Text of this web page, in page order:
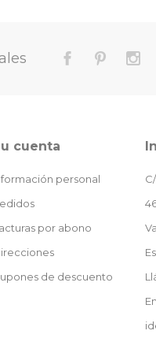
cuenta
personal
por abono
de descuento